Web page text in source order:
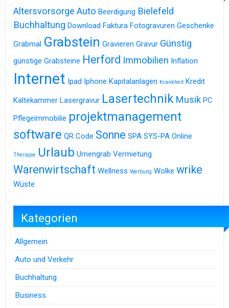
Altersvorsorge Auto Beerdigung Bielefeld
Buchhaltung Download Faktura Fotogravuren Geschenke
Grabmal Grabstein Gravieren Gravur Günstig
günstige Grabsteine Herford Immobilien Inflation
Internet Ipad Iphone Kapitalanlagen Krankheit Kredit
Kältekammer Lasergravur Lasertechnik Musik PC
Pflegeimmobilie projektmanagement
software QR Code Sonne SPA SYS-PA Online
Therapie Urlaub Urnengrab Vermietung
Warenwirtschaft Wellness Werbung Wolke wrike
Wüste
Kategorien
Allgemein
Auto und Verkehr
Buchhaltung
Business